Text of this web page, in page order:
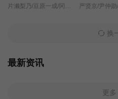
换
最新资讯
更多